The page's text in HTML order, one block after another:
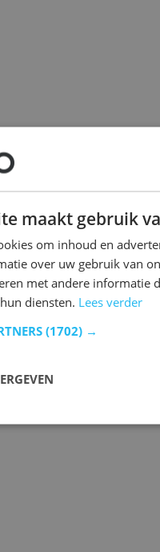
op de rails te komen bij
te zoeken.
van de laatste gebeurtenissen.
maakt gebruik
om inhoud en
over uw gebruik van
met andere informatie
diensten. Lees verder
(1702) →